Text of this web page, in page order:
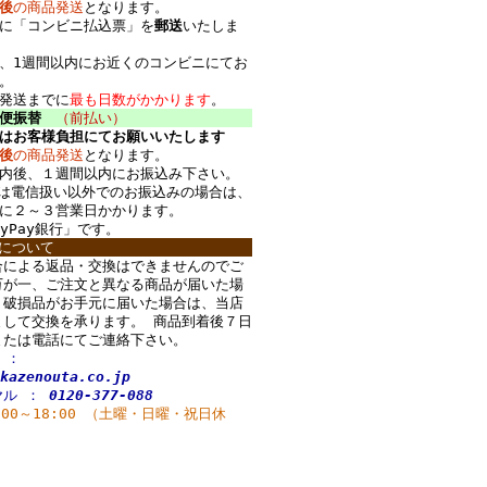
の商品発送 となります。
「コンビニ払込票」を郵送いたしま
1週間以内にお近くのコンビニにてお
送までに最も日数がかかります。
振替
（前払い）
お客様負担にてお願いいたします
の商品発送 となります。
後、１週間以内にお振込み下さい。
電信扱い以外でのお振込みの場合は、
２～３営業日かかります。
銀行」です。
ついて
よる返品・交換はできませんのでご
一、ご注文と異なる商品が届いた場
損品がお手元に届いた場合は、当店
て交換を承ります。 商品到着後７日
は電話にてご連絡下さい。
： 0120-377-088
～18:00 （土曜・日曜・祝日休